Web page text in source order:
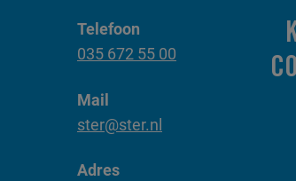
Telefoon
035 672 55 00
Mail
ster@ster.nl
Adres